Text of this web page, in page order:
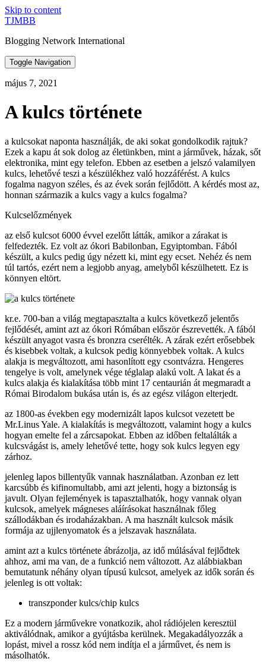
Skip to content
TJMBB
Blogging Network International
Toggle Navigation
május 7, 2021
A kulcs története
a kulcsokat naponta használják, de aki sokat gondolkodik rajtuk?
Ezek a kapu át sok dolog az életünkben, mint a járművek, házak, sőt
elektronika, mint egy telefon. Ebben az esetben a jelszó valamilyen
kulcs, lehetővé teszi a készülékhez való hozzáférést. A kulcs
fogalma nagyon széles, és az évek során fejlődött. A kérdés most az,
honnan származik a kulcs vagy a kulcs fogalma?
Kulcselőzmények
az első kulcsot 6000 évvel ezelőtt látták, amikor a zárakat is
felfedezték. Ez volt az ókori Babilonban, Egyiptomban. Fából
készült, a kulcs pedig úgy nézett ki, mint egy ecset. Nehéz és nem
túl tartós, ezért nem a legjobb anyag, amelyből készülhetett. Ez is
könnyen eltört.
kr.e. 700-ban a világ megtapasztalta a kulcs következő jelentős
fejlődését, amint azt az ókori Rómában először észrevették. A fából
készült anyagot vasra és bronzra cserélték. A zárak ezért erősebbek
és kisebbek voltak, a kulcsok pedig könnyebbek voltak. A kulcs
alakja is megváltozott, ami hasonlított egy csontvázra. Hengeres
tengelye is volt, amelynek vége téglalap alakú volt. A lakat és a
kulcs alakja és kialakítása több mint 17 centaurián át megmaradt a
Római Birodalom bukása után is, és az egész világon elterjedt.
az 1800-as években egy modernizált lapos kulcsot vezetett be
Mr.Linus Yale. A kialakítás is megváltozott, valamint hogy a kulcs
hogyan emelte fel a zárcsapokat. Ebben az időben feltalálták a
kulcsvágást is, amely lehetővé tette, hogy sok kulcs legyen egy
zárhoz.
jelenleg lapos billentyűk vannak használatban. Azonban ez lett
karcsúbb és kifinomultabb, ami azt jelenti, hogy a biztonság is
javult. Olyan fejlemények is tapasztalhatók, hogy vannak olyan
kulcsok, amelyek mágneses aláírásokat használnak főleg
szállodákban és irodaházakban. A ma használt kulcsok másik
formája az ujjlenyomatok és a jelszavak használata.
amint azt a kulcs története ábrázolja, az idő múlásával fejlődtek
ahhoz, ami ma van, de a funkció nem változott. Az alábbiakban
bemutatunk néhány olyan típusú kulcsot, amelyek az idők során és
jelenleg is ott voltak:
transzponder kulcs/chip kulcs
Ez a modern járművekre vonatkozik, ahol rádiójelen keresztül
aktiválódnak, amikor a gyújtásba kerülnek. Megakadályozzák a
lopást, mivel a rossz kód nem indítja el a járművet, és nem is
másolhatók.